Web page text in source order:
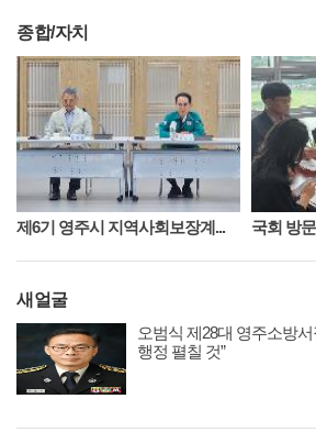
종합/자치
제6기 영주시 지역사회보장계... 국회 방
새얼굴
오범식 제28대 영주소방
행정 펼칠 것”